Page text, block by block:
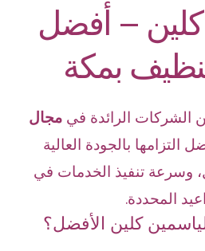
كلين – أفضل
بمكة
الشركات الرائدة فيمجال
التزامها بالجودة العالية
وسرعة تنفيذ الخدمات في
المحددة.
كلين الأفضل؟